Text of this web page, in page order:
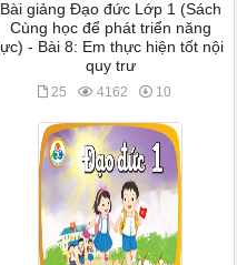
Bài giảng Đạo đức Lớp 1 (Sách
Cùng học để phát triển năng
lực) - Bài 8: Em thực hiện tốt nội
quy trư
25 4162 10